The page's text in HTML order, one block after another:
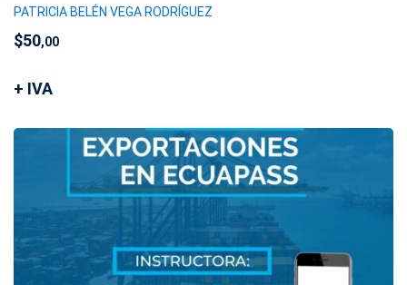
PATRICIA BELÉN VEGA RODRÍGUEZ
$50,00
+ IVA